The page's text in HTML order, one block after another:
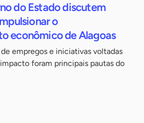
do Estado discutem
o
econômico de Alagoas
empregos e iniciativas voltadas
foram principais pautas do